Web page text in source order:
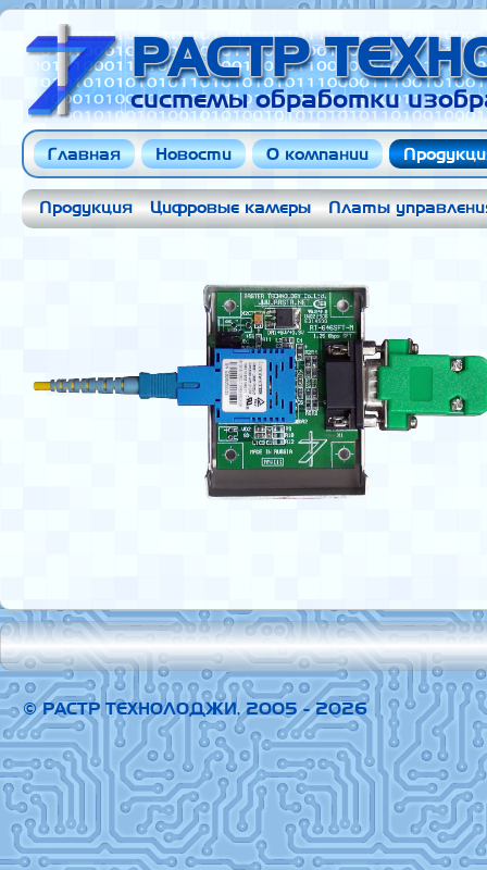
РАСТР
системы обработки
Главная Новости О компании
Продукция Цифровые камеры Платы
© РАСТР ТЕХНОЛОДЖИ, 2005 - 2026